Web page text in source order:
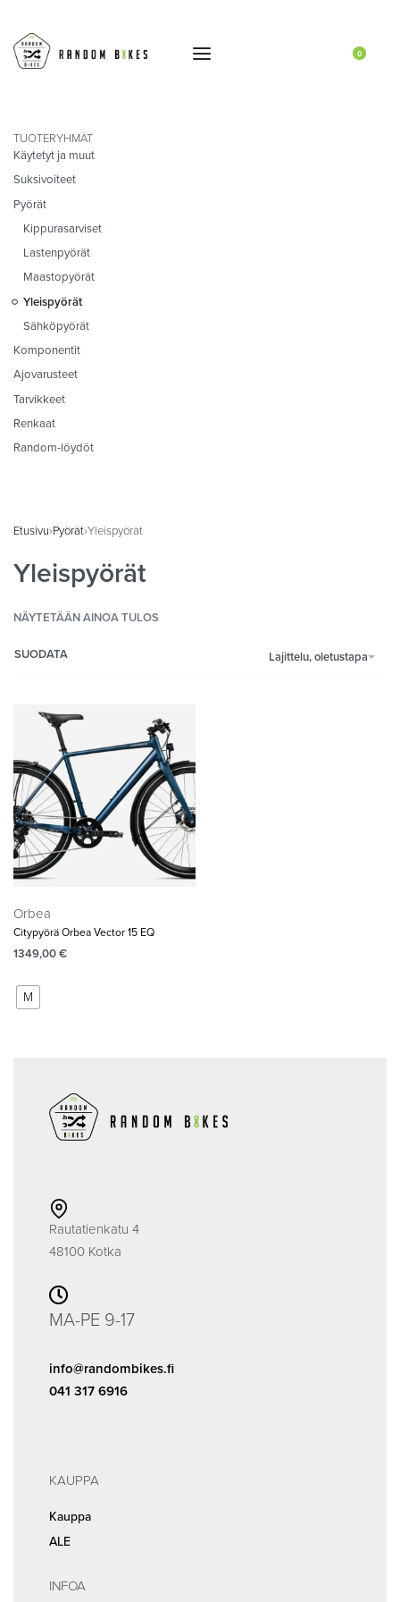
0
TUOTERYHMÄT
Käytetyt ja muut
Suksivoiteet
Pyörät
Kippurasarviset
Lastenpyörät
Maastopyörät
Yleispyörät
Sähköpyörät
Komponentit
Ajovarusteet
Tarvikkeet
Renkaat
Random-löydöt
Etusivu›Pyörät›Yleispyörät
Yleispyörät
NÄYTETÄÄN AINOA TULOS
Lajittelu, oletustapa
SUODATA
Orbea
Citypyörä Orbea Vector 15 EQ
1349,00€
M
Rautatienkatu 4
48100 Kotka
MA-PE 9-17
info@randombikes.fi
041 317 6916
KAUPPA
Kauppa
ALE
INFOA